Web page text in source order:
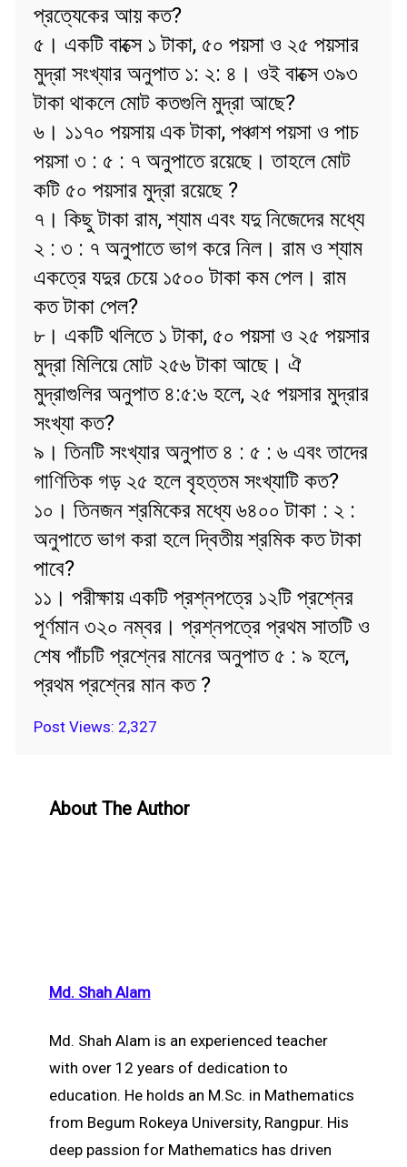
প্রত্যেকের আয় কত?
৫। একটি বাক্সে ১ টাকা, ৫০ পয়সা ও ২৫ পয়সার
মুদ্রা সংখ্যার অনুপাত ১: ২: ৪। ওই বাক্সে ৩৯৩
টাকা থাকলে মোট কতগুলি মুদ্রা আছে?
৬। ১১৭০ পয়সায় এক টাকা, পঞ্চাশ পয়সা ও পাচ
পয়সা ৩ : ৫ : ৭ অনুপাতে রয়েছে। তাহলে মোট
কটি ৫০ পয়সার মুদ্রা রয়েছে ?
৭। কিছু টাকা রাম, শ্যাম এবং যদু নিজেদের মধ্যে
২ : ৩ : ৭ অনুপাতে ভাগ করে নিল। রাম ও শ্যাম
একত্রে যদুর চেয়ে ১৫০০ টাকা কম পেল। রাম
কত টাকা পেল?
৮। একটি থলিতে ১ টাকা, ৫০ পয়সা ও ২৫ পয়সার
মুদ্রা মিলিয়ে মোট ২৫৬ টাকা আছে। ঐ
মুদ্রাগুলির অনুপাত ৪:৫:৬ হলে, ২৫ পয়সার মুদ্রার
সংখ্যা কত?
৯। তিনটি সংখ্যার অনুপাত ৪ : ৫ : ৬ এবং তাদের
গাণিতিক গড় ২৫ হলে বৃহত্তম সংখ্যাটি কত?
১০। তিনজন শ্রমিকের মধ্যে ৬৪০০ টাকা : ২ :
অনুপাতে ভাগ করা হলে দ্বিতীয় শ্রমিক কত টাকা
পাবে?
১১। পরীক্ষায় একটি প্রশ্নপত্রে ১২টি প্রশ্নের
পূর্ণমান ৩২০ নম্বর। প্রশ্নপত্রে প্রথম সাতটি ও
শেষ পাঁচটি প্রশ্নের মানের অনুপাত ৫ : ৯ হলে,
প্রথম প্রশ্নের মান কত ?
Post Views: 2,327
About The Author
Md. Shah Alam
Md. Shah Alam is an experienced teacher
with over 12 years of dedication to
education. He holds an M.Sc. in Mathematics
from Begum Rokeya University, Rangpur. His
deep passion for Mathematics has driven